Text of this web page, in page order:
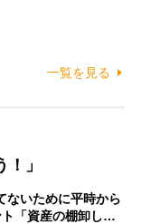
一覧を見る
」
ないために平時から
「資産の棚卸し…